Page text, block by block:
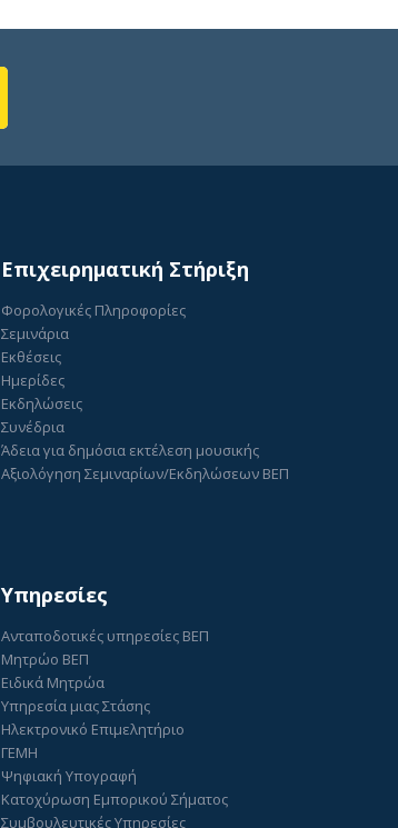
Επιχειρηματική Στήριξη
Φορολογικές Πληροφορίες
Σεμινάρια
Εκθέσεις
Ημερίδες
Εκδηλώσεις
Συνέδρια
Άδεια για δημόσια εκτέλεση μουσικής
Αξιολόγηση Σεμιναρίων/Εκδηλώσεων ΒΕΠ
Υπηρεσίες
Ανταποδοτικές υπηρεσίες ΒΕΠ
Μητρώο ΒΕΠ
Ειδικά Μητρώα
Υπηρεσία μιας Στάσης
Ηλεκτρονικό Επιμελητήριο
ΓΕΜΗ
Ψηφιακή Υπογραφή
Κατοχύρωση Εμπορικού Σήματος
Συμβουλευτικές Υπηρεσίες